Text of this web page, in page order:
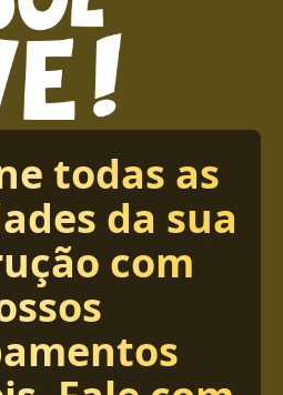
todas as
da sua
com